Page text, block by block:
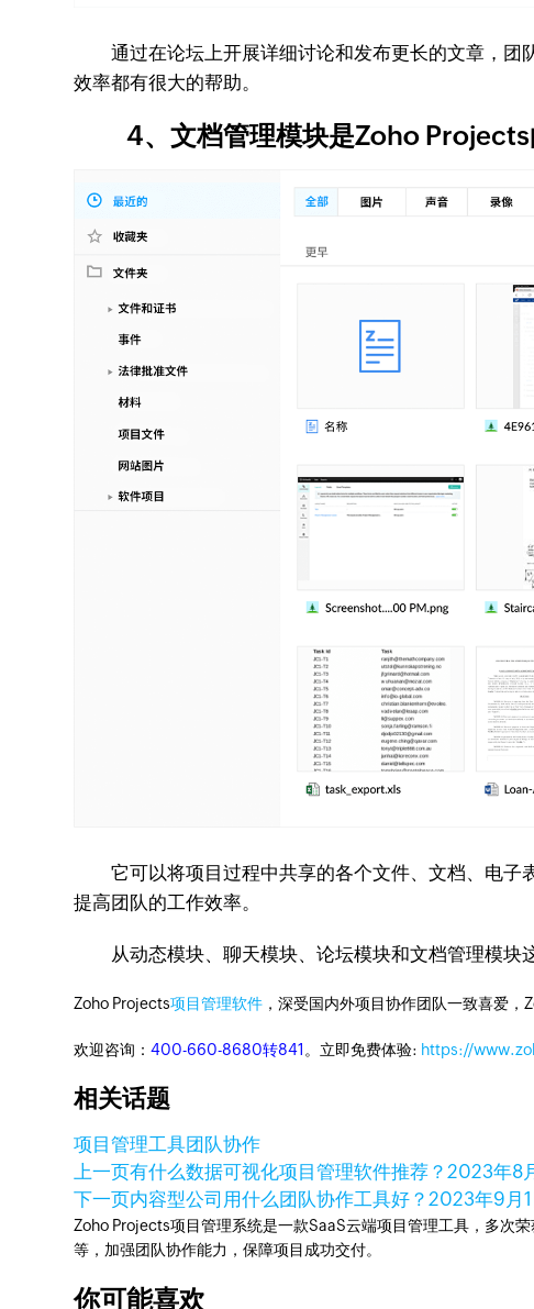
通过在论坛上开展详细讨论和发布更长的文章，团
效率都有很大的帮助。
4、文档管理模块是Zoho Projects
它可以将项目过程中共享的各个文件、文档、电子
提高团队的工作效率。
从动态模块、聊天模块、论坛模块和文档管理模块
Zoho Projects项目管理软件 ，深受国内外项目协作团队一致喜爱，
欢迎咨询：400-660-8680转841 。立即免费体验: https://
相关话题
项目管理工具团队协作
上一页有什么数据可视化项目管理软件推荐？ 2023年8
下一页内容型公司用什么团队协作工具好？ 2023年9月
Zoho Projects项目管理系统是一款SaaS云端项目管理工具，多次
等，加强团队协作能力，保障项目成功交付。
你可能喜欢